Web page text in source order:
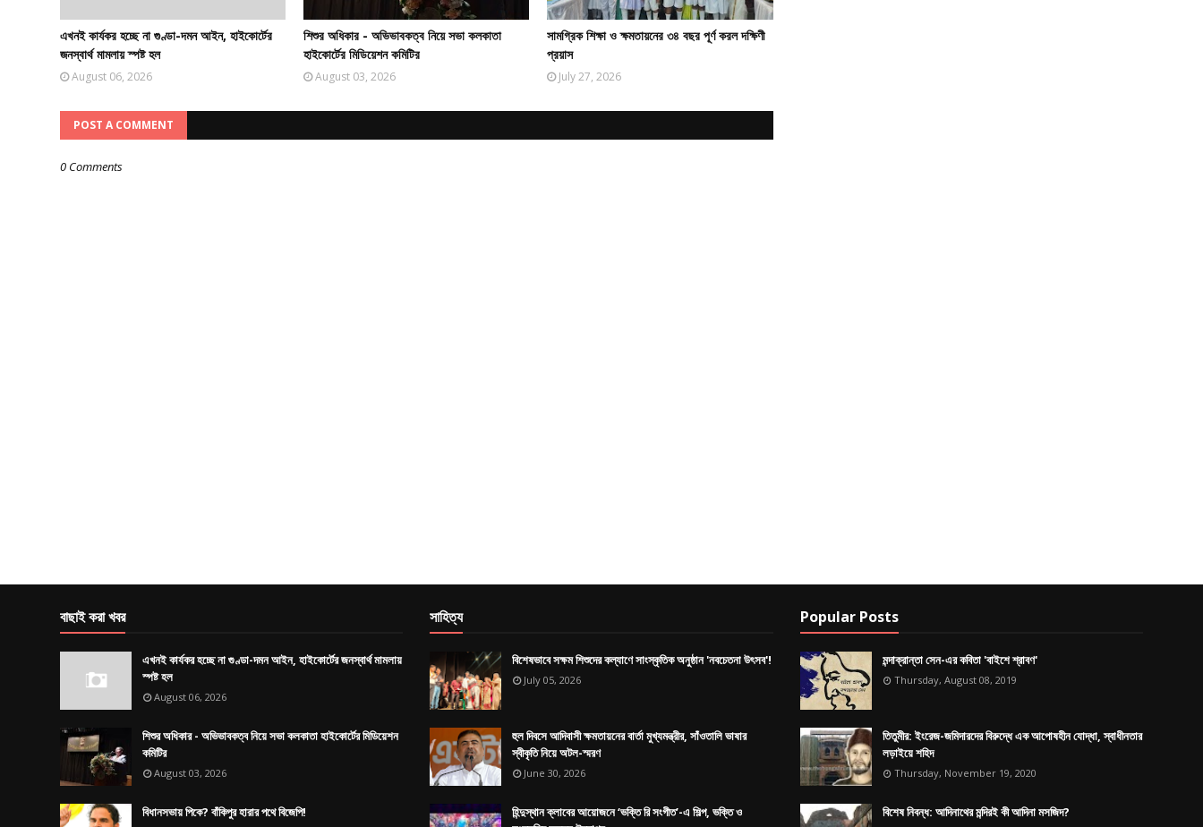
এখনই কার্যকর হচ্ছে না গুণ্ডা-দমন আইন, হাইকোর্টের
জনস্বার্থ মামলায় স্পষ্ট হল
August 06, 2026
শিশুর অধিকার - অভিভাবকত্ব নিয়ে সভা কলকাতা
হাইকোর্টের মিডিয়েশন কমিটির
August 03, 2026
সামগ্রিক শিক্ষা ও ক্ষমতায়নের ৩৪ বছর পূর্ণ করল দক্ষিণী
প্রয়াস
July 27, 2026
POST A COMMENT
0 Comments
বাছাই করা খবর
এখনই কার্যকর হচ্ছে না গুণ্ডা-দমন আইন, হাইকোর্টের জনস্বার্থ মামলায়
স্পষ্ট হল
August 06, 2026
শিশুর অধিকার - অভিভাবকত্ব নিয়ে সভা কলকাতা হাইকোর্টের মিডিয়েশন
কমিটির
August 03, 2026
বিধানসভায় পিকে? বাঁকিপুর হারার পথে বিজেপি!
সাহিত্য
বিশেষভাবে সক্ষম শিশুদের কল্যাণে সাংস্কৃতিক অনুষ্ঠান 'নবচেতনা উৎসব'!
July 05, 2026
হুল দিবসে আদিবাসী ক্ষমতায়নের বার্তা মুখ্যমন্ত্রীর, সাঁওতালি ভাষার
স্বীকৃতি নিয়ে অটল-স্মরণ
June 30, 2026
হিন্দুস্থান ক্লাবের আয়োজনে ‘ভক্তি রি সংগীত’-এ শিল্প, ভক্তি ও
Popular Posts
মন্দাক্রান্তা সেন-এর কবিতা 'বাইশে শ্রাবণ'
Thursday, August 08, 2019
তিতুমীর: ইংরেজ-জমিদারদের বিরুদ্ধে এক আপোষহীন যোদ্ধা, স্বাধীনতার
লড়াইয়ে শহিদ
Thursday, November 19, 2020
বিশেষ নিবন্ধ: আদিনাথের মন্দিরই কী আদিনা মসজিদ?